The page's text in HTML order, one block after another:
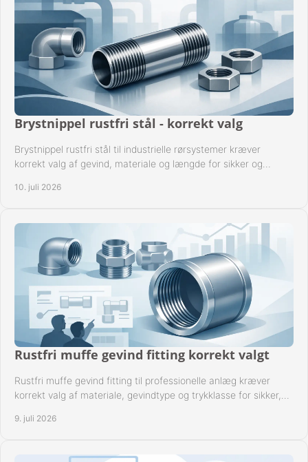
Brystnippel rustfri stål - korrekt valg
Brystnippel rustfri stål til industrielle rørsystemer kræver
korrekt valg af gevind, materiale og længde for sikker og
10. juli 2026
Rustfri muffe gevind fitting korrekt valgt
Rustfri muffe gevind fitting til professionelle anlæg kræver
korrekt valg af materiale, gevindtype og trykklasse for sikker,
9. juli 2026